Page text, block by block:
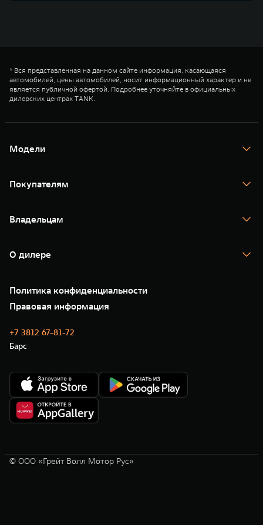
* Вся представленная на данном сайте информация, касающаяся
автомобилей, цены автомобилей, носит информационный характер и не
является публичной офертой. Подробнее уточняйте в официальных
дилерских центрах TANK.
Модели
TANK 400
TANK 500
Покупателям
Тест-драйв
TANK Финансы
Корпоративным клиентам
Зарядные станции
Владельцам
Помощь на дороге
Новые цифровые сервисы TANK
Сервис
Нулевое ТО
Моторные масла
О дилере
35 лет GWM
GWM ТЕХ ДЕНЬ
Новости
Политика конфиденциальности
Правовая информация
+7 3812 67-81-72
Барс
© ООО «Грейт Волл Мотор Рус»